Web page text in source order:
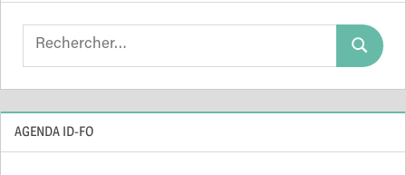
Search
Search
AGENDA ID-FO